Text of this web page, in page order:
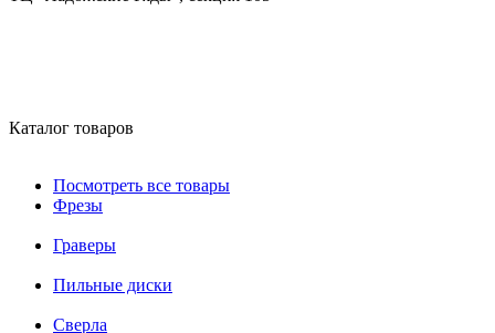
Каталог товаров
Посмотреть все товары
Фрезы
Граверы
Пильные диски
Сверла